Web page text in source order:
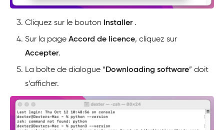
Cliquez sur le bouton Installer .
Sur la page Accord de licence, cliquez sur
Accepter.
La boîte de dialogue “ Downloading software” doit
s’afficher.